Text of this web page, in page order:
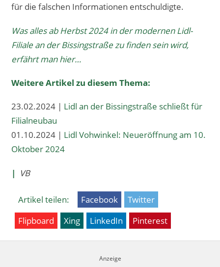
für die falschen Informationen entschuldigte.
Was alles ab Herbst 2024 in der modernen Lidl-
Filiale an der Bissingstraße zu finden sein wird,
erfährt man hier…
Weitere Artikel zu diesem Thema:
23.02.2024 | Lidl an der Bissingstraße schließt für
Filialneubau
01.10.2024 | Lidl Vohwinkel: Neueröffnung am 10.
Oktober 2024
| VB
Artikel teilen: Facebook
Twitter
Flipboard
Xing LinkedIn Pinterest